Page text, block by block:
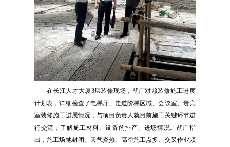
在长江人才大厦3层装修现场，胡广对照装修施工进度
计划表，详细检查了电梯厅、走道阶梯区域、会议室、贵宾
室装修施工进展情况，与项目负责人就目前施工关键环节进
行交流，了解施工材料、设备的排产、进场情况。胡广指
出，施工场地封闭、天气炎热、高空施工点多、交叉作业频